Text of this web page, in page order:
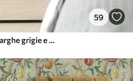
59
Combinazione di strisce larghe grigie e blu